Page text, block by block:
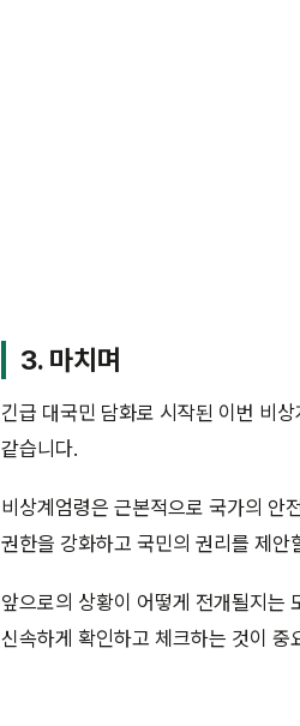
3. 마치며
긴급 대국민 담화로 시작된 이번 비
같습니다.
비상계엄령은 근본적으로 국가의 안
권한을 강화하고 국민의 권리를 제
앞으로의 상황이 어떻게 전개될지는
신속하게 확인하고 체크하는 것이 중